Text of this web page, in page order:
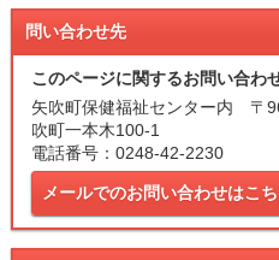
問い合わせ先
このページに関するお問い合わ
矢吹町保健福祉センター内 〒
吹町一本木100-1
電話番号：0248-42-2230
メールでのお問い合わせはこ